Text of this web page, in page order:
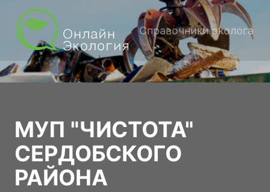
Справочники эколога
МУП "ЧИСТОТА"
СЕРДОБСКОГО
РАЙОНА